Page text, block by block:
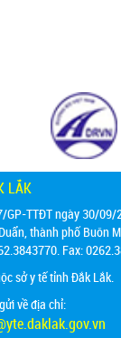
LẮK
GP-TTĐT ngày 30/
thành phố Buôn
Fax:
sở y tế tỉnh Đắk Lắk.
về địa chỉ: